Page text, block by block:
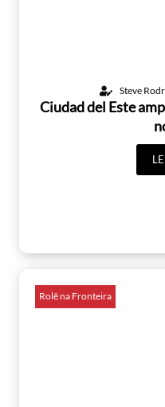
Steve
Ciudad del Este
Rolê na Fronteira